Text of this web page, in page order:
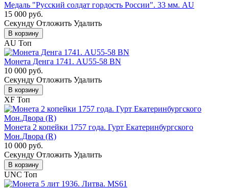
Медаль "Русский солдат гордость России". 33 мм. AU
15 000 руб.
Cекунду Отложить Удалить
В корзину
AU Топ
Монета Денга 1741. AU55-58 BN
10 000 руб.
Cекунду Отложить Удалить
В корзину
XF Топ
Монета 2 копейки 1757 года. Гурт Екатеринбургского
Мон.Двора (R)
10 000 руб.
Cекунду Отложить Удалить
В корзину
UNC Топ